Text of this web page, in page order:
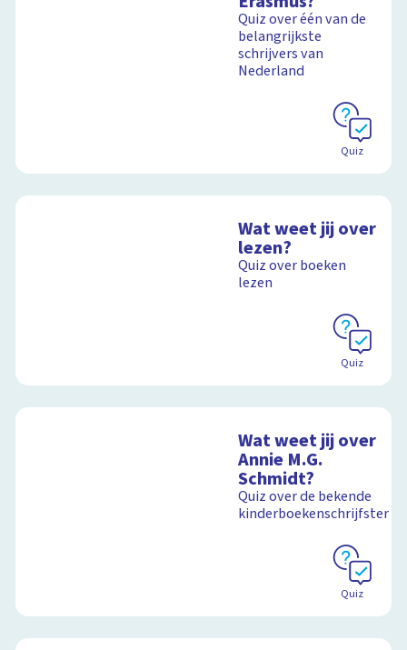
Quiz over één van de
belangrijkste
schrijvers van
Nederland
Quiz
Wat weet jij over
lezen?
Quiz over boeken
lezen
Quiz
Wat weet jij over
Annie M.G.
Schmidt?
Quiz over de bekende
kinderboekenschrijfster
Quiz